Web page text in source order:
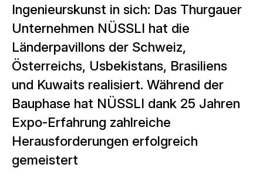
Ingenieurskunst in sich: Das Thurgauer
Unternehmen NÜSSLI hat die
Länderpavillons der Schweiz,
Österreichs, Usbekistans, Brasiliens
und Kuwaits realisiert. Während der
Bauphase hat NÜSSLI dank 25 Jahren
Expo-Erfahrung zahlreiche
Herausforderungen erfolgreich
gemeistert